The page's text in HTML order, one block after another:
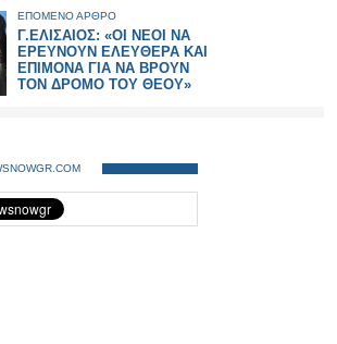
ΕΠΟΜΕΝΟ ΑΡΘΡΟ
Γ.ΕΛΙΣΑΙΟΣ: «ΟΙ ΝΕΟΙ ΝΑ
ΕΡΕΥΝΟΥΝ ΕΛΕΥΘΕΡΑ ΚΑΙ
ΕΠΙΜΟΝΑ ΓΙΑ ΝΑ ΒΡΟΥΝ
ΤΟΝ ΔΡΟΜΟ ΤΟΥ ΘΕΟΥ»